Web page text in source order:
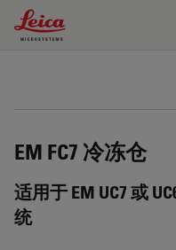
Leica Microsystems Logo
EM FC7 冷冻仓
适用于 EM UC7 或
统